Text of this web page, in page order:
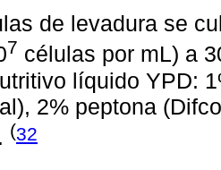
de levadura se
7 células por mL) a
líquido YPD:
2% peptona
(32